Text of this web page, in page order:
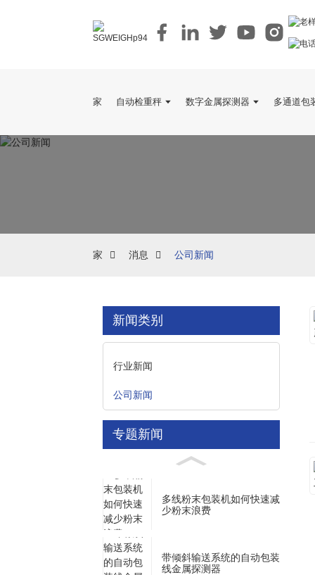
家 自动检重秤 数字金属探测器 多通道包
家 消息 公司新闻
新闻类别
行业新闻
公司新闻
专题新闻
多线粉末包装机如何快速减
少粉末浪费
带倾斜输送系统的自动包装
线金属探测器